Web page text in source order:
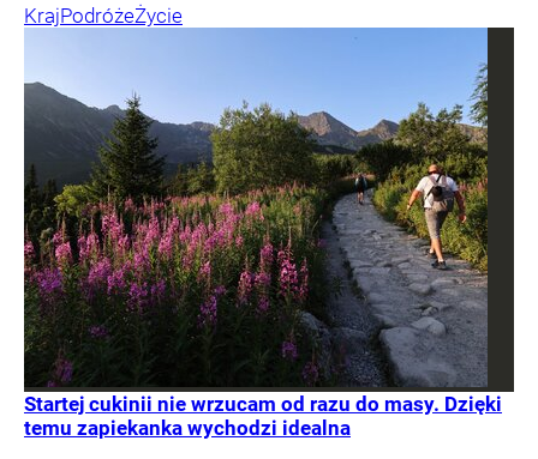
KrajPodróżeŻycie
Startej cukinii nie wrzucam od razu do masy. Dzięki
temu zapiekanka wychodzi idealna